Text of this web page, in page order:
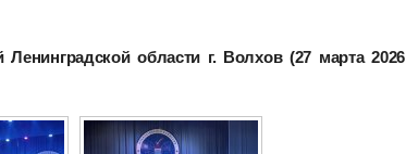
области г. Волхов (27 марта 2026